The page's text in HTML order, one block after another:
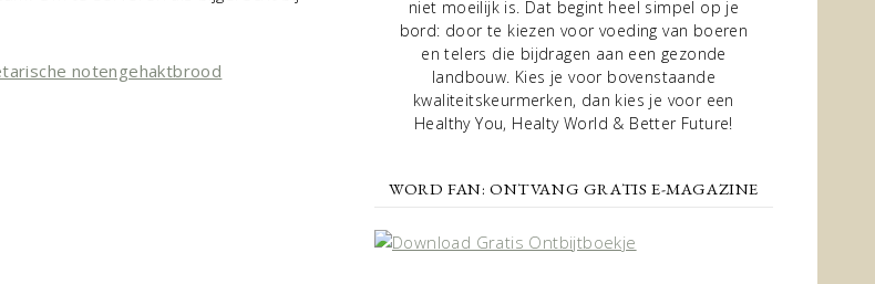
notengehaktbrood
niet moeilijk is. Dat begint heel simpel op je
bord: door te kiezen voor voeding van boeren
en telers die bijdragen aan een gezonde
landbouw. Kies je voor bovenstaande
kwaliteitskeurmerken, dan kies je voor een
Healthy You, Healty World & Better Future!
WORD FAN: ONTVANG GRATIS E-MAGAZINE